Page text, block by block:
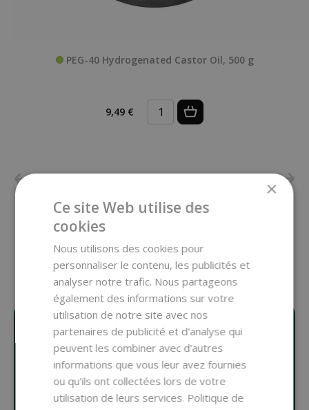
PEG-40 Hydrogenated Castor Oil, 500 g
9,49 €
TOUT POUR LA
FABRICATION
×
Ce site Web utilise des
cookies
Nous utilisons des cookies pour
personnaliser le contenu, les publicités et
analyser notre trafic. Nous partageons
également des informations sur votre
utilisation de notre site avec nos
partenaires de publicité et d'analyse qui
peuvent les combiner avec d'autres
informations que vous leur avez fournies
ou qu'ils ont collectées lors de votre
utilisation de leurs services. Politique de